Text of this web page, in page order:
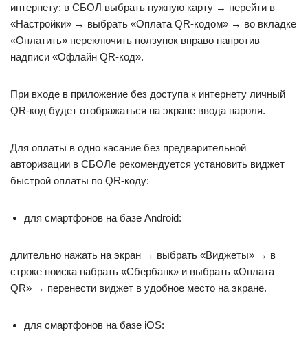
интернету: в СБОЛ выбрать нужную карту → перейти в
«Настройки» → выбрать «Оплата QR-кодом» → во вкладке
«Оплатить» переключить ползунок вправо напротив
надписи «Офлайн QR-код».
При входе в приложение без доступа к интернету личный
QR-код будет отображаться на экране ввода пароля.
Для оплаты в одно касание без предварительной
авторизации в СБОЛе рекомендуется установить виджет
быстрой оплаты по QR-коду:
для смартфонов на базе Android:
длительно нажать на экран → выбрать «Виджеты» → в
строке поиска набрать «Сбербанк» и выбрать «Оплата
QR» → перенести виджет в удобное место на экране.
для смартфонов на базе iOS: